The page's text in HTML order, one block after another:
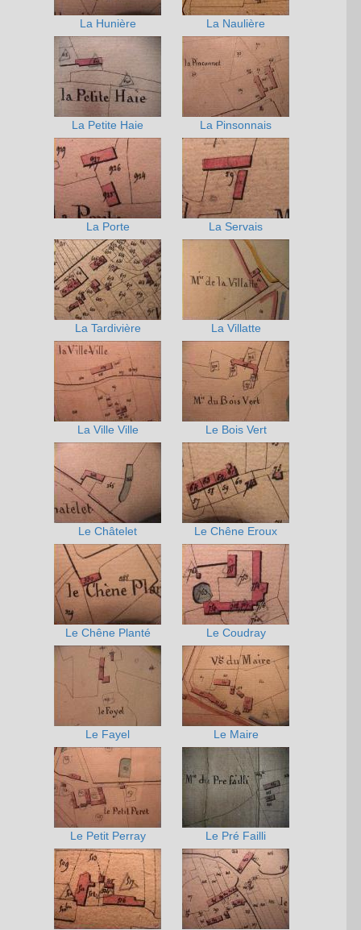
La Hunière La Naulière
La Petite Haie La Pinsonnais
La Porte La Servais
La Tardivière La Villatte
La Ville Ville Le Bois Vert
Le Châtelet Le Chêne Eroux
Le Chêne Planté Le Coudray
Le Fayel Le Maire
Le Petit Perray Le Pré Failli